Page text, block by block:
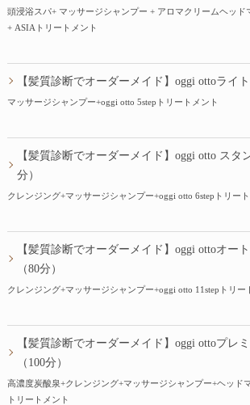
頭浸浴スパ+ マッサージシャンプー + アロマクリームヘッド
+ ASIAトリートメント
【髪質診断でオーダーメイド】oggi ottoライ
マッサージシャンプー+oggi otto 5stepトリートメント
【髪質診断でオーダーメイド】oggi otto スタ
分）
クレンジング+マッサージシャンプー+oggi otto 6stepトリート
【髪質診断でオーダーメイド】oggi ottoオー
（80分）
クレンジング+マッサージシャンプー+oggi otto 11stepトリー
【髪質診断でオーダーメイド】oggi ottoプレ
（100分）
高濃度炭酸泉+クレンジング+マッサージシャンプー+ヘッド
トリートメント